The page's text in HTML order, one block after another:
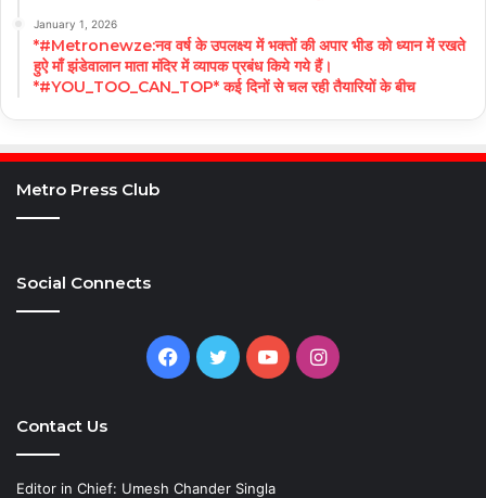
January 1, 2026
*#Metronewze:नव वर्ष के उपलक्ष्य में भक्तों की अपार भीड को ध्यान में रखते
हुऐ माँ झंडेवालान माता मंदिर में व्यापक प्रबंध किये गये हैं।
*#YOU_TOO_CAN_TOP* कई दिनों से चल रही तैयारियों के बीच
Metro Press Club
Social Connects
Facebook
TwitterYouTubeInstagram
Contact Us
Editor in Chief: Umesh Chander Singla